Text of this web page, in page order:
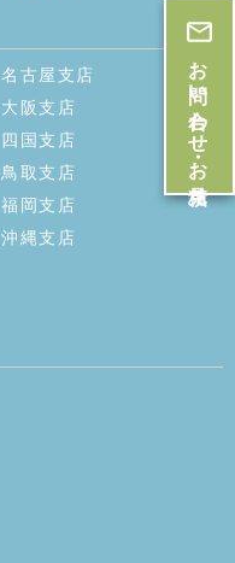
名古屋支店
大阪支店
四国支店
鳥取支店
福岡支店
沖縄支店
お問い合わせ・お見積